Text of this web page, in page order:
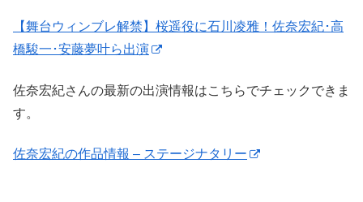
【舞台ウィンブレ解禁】桜遥役に石川凌雅！佐奈宏紀･高
橋駿一･安藤夢叶ら出演
佐奈宏紀さんの最新の出演情報はこちらでチェックできま
す。
佐奈宏紀の作品情報 – ステージナタリー